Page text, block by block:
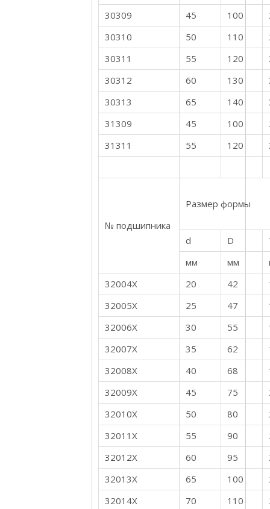
30309
45 100
30310
50 110
30311
55 120
30312
60 130
30313
65 140
31309
45 100
31311
55 120
№ подшипника
Размер формы
d D
мм
мм
32004X
20 42
32005X
25 47
32006X
30 55
32007X
35 62
32008X
40 68
32009X
45 75
32010X
50 80
32011X
55 90
32012X
60 95
32013X
65 100
32014X
70 110